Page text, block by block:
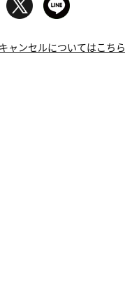
ャンセルについてはこちら